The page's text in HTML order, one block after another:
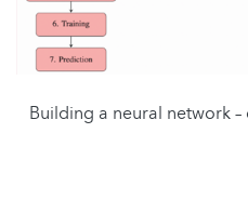
Building a neural network